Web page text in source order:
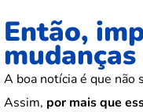
Então,
A boa notícia é que não
Assim, por mais que